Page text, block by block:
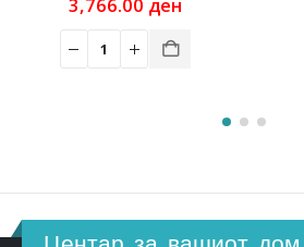
5,380.00 ден.
3,766.00 ден